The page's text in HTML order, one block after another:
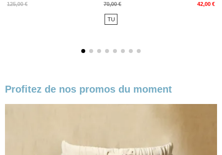
125,00 €
Prix
70,00 € 42,00 €
Prix
TU
Profitez de nos promos du moment